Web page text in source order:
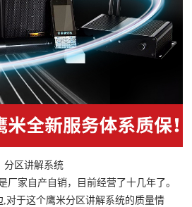
分区讲解系统
家自产自销，目前经营了十几年了。
对于这个鹰米分区讲解系统的质量情